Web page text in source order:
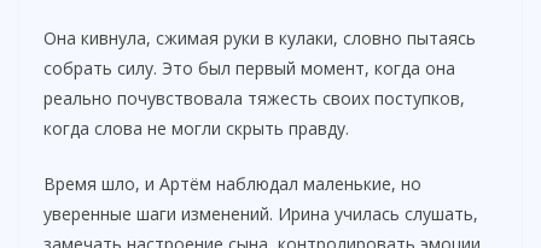
Она кивнула, сжимая руки в кулаки, словно пытаясь
собрать силу. Это был первый момент, когда она
реально почувствовала тяжесть своих поступков,
когда слова не могли скрыть правду.
Время шло, и Артём наблюдал маленькие, но
уверенные шаги изменений. Ирина училась слушать,